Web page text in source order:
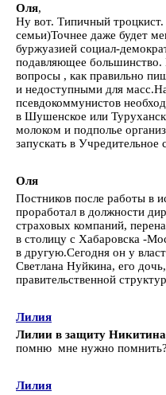
Оля,
Ну вот. Типичный
семьи)Точнее даже будет
буржуазией социал-
подавляющее большинство.
вопросы , как правильно
и недоступными для
псевдокоммунистов
в Шушенское или
молоком и подполье
запускать в Учредительное
Оля
Постников после работы в
проработал в должности
страховых компаний,
в столицу с Хабаровска -
в другую.Сегодня он у
Светлана Нуйкина, его
правительственной
Лилия
Лилии в защиту Никитина
помню мне нужно
Лилия